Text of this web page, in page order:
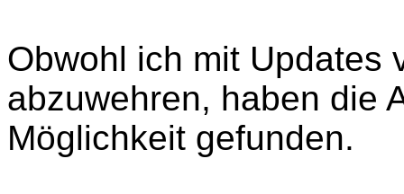
Obwohl ich mit Updates
abzuwehren, haben die
Möglichkeit gefunden.